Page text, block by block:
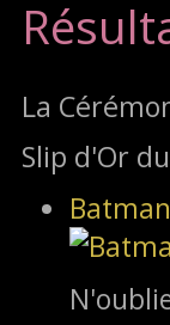
La
Slip d'Or